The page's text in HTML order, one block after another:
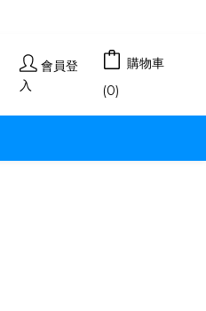
會員登
入
購物車
(0)